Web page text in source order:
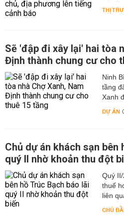
THỊ
Sẽ 'đập đi xây lại' hai tòa
Định thành chung cư cho
Ninh
tầng
Xanh
DỰ ÁN
Chủ dự án khách sạn bên
quý II nhờ khoản thu đột
Quý
thuế
liên
CHỦ